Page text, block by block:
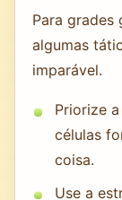
Para grades
algumas
imparável.
Priorize
células
coisa.
Use a